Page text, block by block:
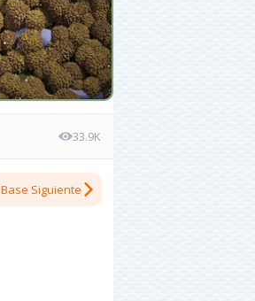
33.9K
Base Siguiente